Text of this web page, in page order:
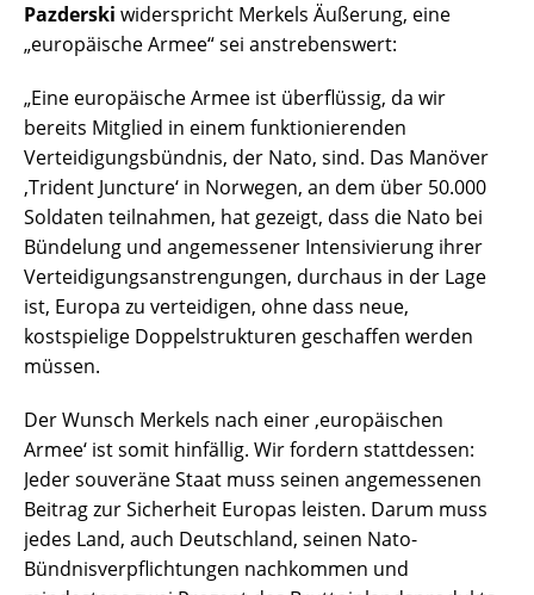
Pazderski widerspricht Merkels Äußerung, eine
„europäische Armee“ sei anstrebenswert:
„Eine europäische Armee ist überflüssig, da wir
bereits Mitglied in einem funktionierenden
Verteidigungsbündnis, der Nato, sind. Das Manöver
‚Trident Juncture‘ in Norwegen, an dem über 50.000
Soldaten teilnahmen, hat gezeigt, dass die Nato bei
Bündelung und angemessener Intensivierung ihrer
Verteidigungsanstrengungen, durchaus in der Lage
ist, Europa zu verteidigen, ohne dass neue,
kostspielige Doppelstrukturen geschaffen werden
müssen.
Der Wunsch Merkels nach einer ‚europäischen
Armee‘ ist somit hinfällig. Wir fordern stattdessen:
Jeder souveräne Staat muss seinen angemessenen
Beitrag zur Sicherheit Europas leisten. Darum muss
jedes Land, auch Deutschland, seinen Nato-
Bündnisverpflichtungen nachkommen und